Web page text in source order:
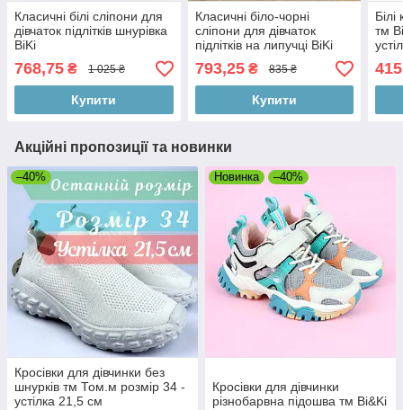
Класичні білі сліпони для
дівчаток підлітків шнурівка
BiKi
768,75 ₴ 1 025 ₴
Купити
Класичні біло-чорні
сліпони для дівчаток
підлітків на липучці BiKi
793,25₴ 835 ₴
Купити
Білі
тм
Акційні пропозиції та новинки
–40%
Кросівки для дівчинки без
шнурків тм Том.м розмір 34 -
устілка 21,5 см
Новинка –40%
Кросівки для дівчинки
різнобарвна підошва тм Bi&Ki